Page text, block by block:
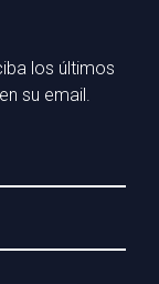
los últimos
su email.